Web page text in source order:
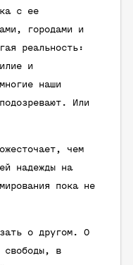
с ее
городами и
реальность:
и
наши
Или
чем
надежды на
пока не
о другом. О
свободы, в